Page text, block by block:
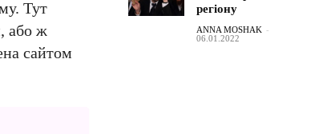
Тут
або ж
сайтом
регіону
ANNA MOSHAK -
06.01.2022